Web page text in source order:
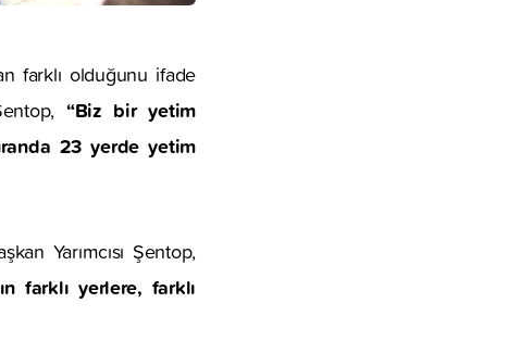
farklı olduğunu ifade
“Biz bir yetim
23 yerde yetim
Yarımcısı Şentop,
farklı yerlere, farklı